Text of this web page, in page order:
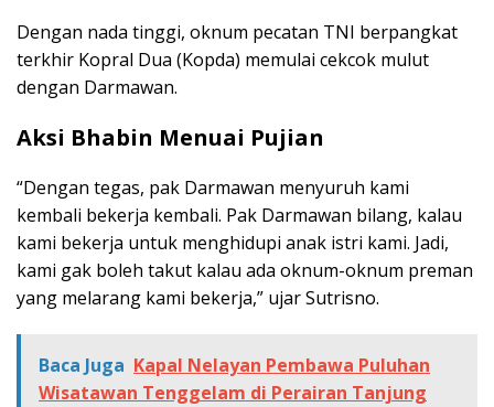
Dengan nada tinggi, oknum pecatan TNI berpangkat
terkhir Kopral Dua (Kopda) memulai cekcok mulut
dengan Darmawan.
Aksi Bhabin Menuai Pujian
“Dengan tegas, pak Darmawan menyuruh kami
kembali bekerja kembali. Pak Darmawan bilang, kalau
kami bekerja untuk menghidupi anak istri kami. Jadi,
kami gak boleh takut kalau ada oknum-oknum preman
yang melarang kami bekerja,” ujar Sutrisno.
Baca Juga Kapal Nelayan Pembawa Puluhan
Wisatawan Tenggelam di Perairan Tanjung